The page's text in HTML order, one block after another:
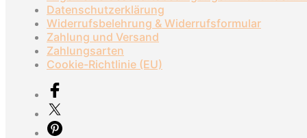
Datenschutzerklärung
Widerrufsbelehrung & Widerrufsformular
Zahlung und Versand
Zahlungsarten
Cookie-Richtlinie (EU)